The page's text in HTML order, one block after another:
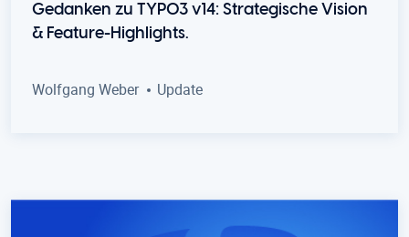
Gedanken zu TYPO3 v14: Strategische Vision
& Feature-Highlights.
Wolfgang Weber Update